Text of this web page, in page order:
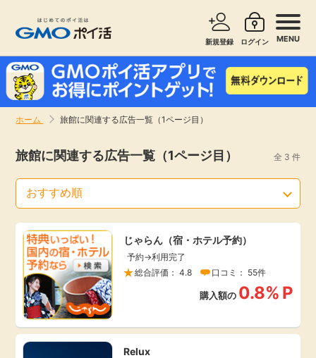
新規登録 ログイン MENU
ホーム 旅館に関連する広告一覧（1ページ目）
無料
即日還元
アンケート
サービスで探す ショッピングで探す
旅行・レンタカー
無料サービス
エンタメ
クレジットカード
暮らし
引っ越し
旅館に関連する広告一覧（1ページ目） 全 3 件
じゃらん（宿・ホテル予約）
予約→利用完了
総合評価： 4.8
口コミ： 55件
購入額の 0.8% P
Relux